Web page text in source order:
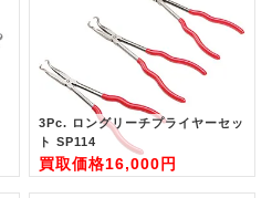
3Pc. ロングリーチプライヤーセッ
ト SP114
買取価格16,000円